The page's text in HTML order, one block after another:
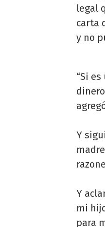
legal
carta
y no
“Si
Y
Y
mi
para